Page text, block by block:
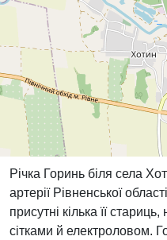
Річка Горинь біля села
артерії Рівненської
присутні кілька її
сітками й електроловом.